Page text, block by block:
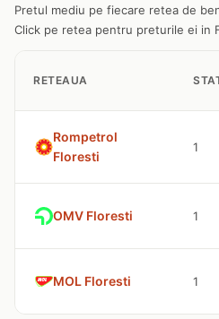
Pretul mediu pe fiecare retea de
Click pe retea pentru preturile ei in
RETEAUA
Rompetrol
Floresti
1
OMV Floresti 1
MOL Floresti 1